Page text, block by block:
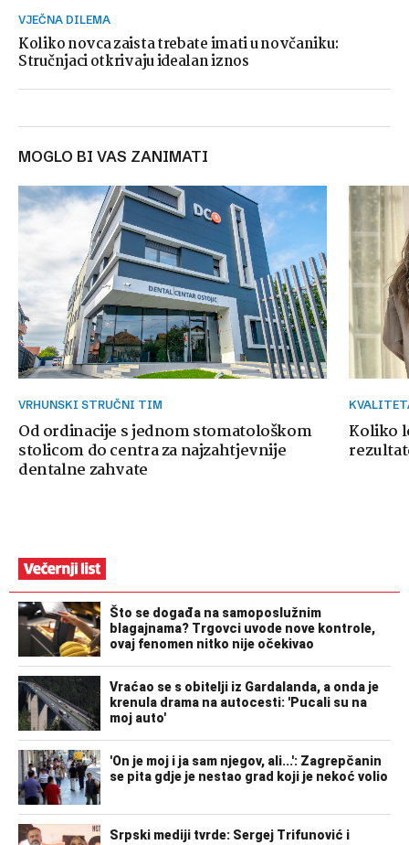
VJEČNA DILEMA
Koliko novca zaista trebate imati u novčaniku:
Stručnjaci otkrivaju idealan iznos
MOGLO BI VAS ZANIMATI
VRHUNSKI STRUČNI TIM
Od ordinacije s jednom stomatološkom
stolicom do centra za najzahtjevnije
dentalne zahvate
Koliko